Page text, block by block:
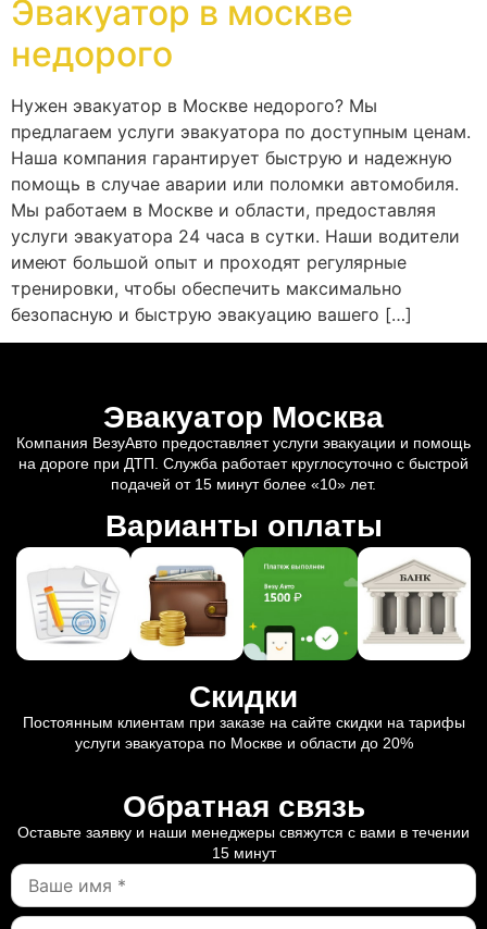
Эвакуатор в москве
недорого
Нужен эвакуатор в Москве недорого? Мы
предлагаем услуги эвакуатора по доступным ценам.
Наша компания гарантирует быструю и надежную
помощь в случае аварии или поломки автомобиля.
Мы работаем в Москве и области, предоставляя
услуги эвакуатора 24 часа в сутки. Наши водители
имеют большой опыт и проходят регулярные
тренировки, чтобы обеспечить максимально
безопасную и быструю эвакуацию вашего […]
Эвакуатор Москва
Компания ВезуАвто предоставляет услуги эвакуации и помощь
на дороге при ДТП. Служба работает круглосуточно с быстрой
подачей от 15 минут более «10» лет.
Варианты оплаты
Скидки
Постоянным клиентам при заказе на сайте скидки на тарифы
услуги эвакуатора по Москве и области до 20%
Обратная связь
Оставьте заявку и наши менеджеры свяжутся с вами в течении
15 минут